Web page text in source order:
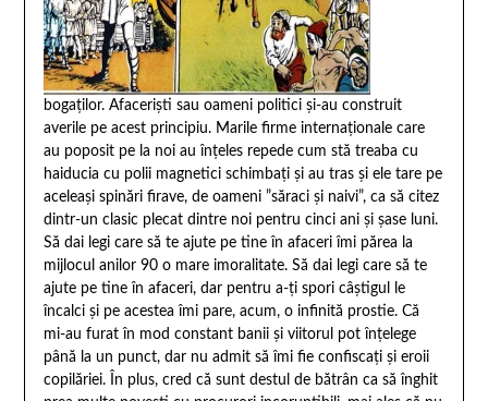
bogaților. Afaceriști sau oameni politici și-au construit
averile pe acest principiu. Marile firme internaționale care
au poposit pe la noi au înțeles repede cum stă treaba cu
haiducia cu polii magnetici schimbați și au tras și ele tare pe
aceleași spinări firave, de oameni ”săraci și naivi”, ca să citez
dintr-un clasic plecat dintre noi pentru cinci ani și șase luni.
Să dai legi care să te ajute pe tine în afaceri îmi părea la
mijlocul anilor 90 o mare imoralitate. Să dai legi care să te
ajute pe tine în afaceri, dar pentru a-ți spori câștigul le
încalci și pe acestea îmi pare, acum, o infinită prostie. Că
mi-au furat în mod constant banii și viitorul pot înțelege
până la un punct, dar nu admit să îmi fie confiscați și eroii
copilăriei. În plus, cred că sunt destul de bătrân ca să înghit